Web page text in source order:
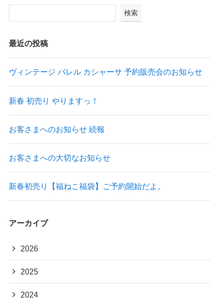
検索
最近の投稿
ヴィンテージ バレル カシャーサ 予約販売会のお知らせ
新春 初売り やりますっ！
お客さまへのお知らせ 続報
お客さまへの大切なお知らせ
新春初売り【福ねこ福袋】ご予約開始だよ。
アーカイブ
2026
2025
2024